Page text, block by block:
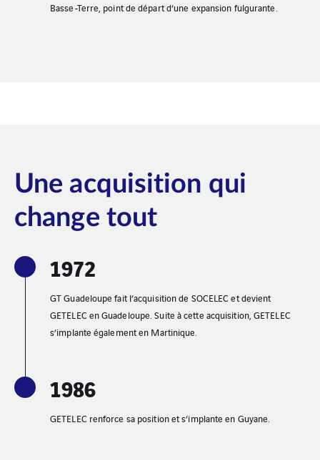
Basse-Terre, point de départ d’une expansion fulgurante.
Une acquisition qui
change tout
1972
GT Guadeloupe fait l’acquisition de SOCELEC et devient
GETELEC en Guadeloupe. Suite à cette acquisition, GETELEC
s’implante également en Martinique.
1986
GETELEC renforce sa position et s’implante en Guyane.